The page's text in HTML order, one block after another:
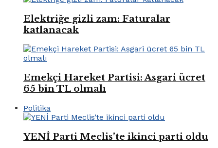
Elektriğe gizli zam: Faturalar
katlanacak
Emekçi Hareket Partisi: Asgari ücret
65 bin TL olmalı
Politika
YENİ Parti Meclis’te ikinci parti oldu